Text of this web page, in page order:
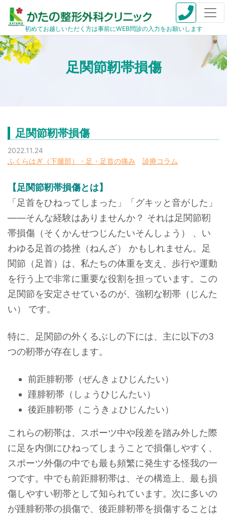
初めてお越しいただく方は事前にWEB問診の入力をお願いします
足関節靭帯損傷
足関節靭帯損傷
2022.11.24
ふくらはぎ（下腿部）・足・足首の痛み
診療コラム
【足関節靭帯損傷とは】
「足首をひねってしまった」「グキッと音がした」
――そんな経験はありませんか？ それは足関節靭
帯損傷（そくかんせつじんたいそんしょう） 、い
わゆる足首の捻挫（ねんざ） かもしれません。足
関節（足首）は、私たちの体重を支え、歩行や運動
を行う上で非常に重要な役割を担っています。この
足関節を安定させているのが、強靭な靭帯（じんた
い） です。
特に、足関節の外くるぶしの下には、主に以下の3
つの靭帯が存在します。
前距腓靭帯（ぜんきょひじんたい）
踵腓靭帯（しょうひじんたい）
後距腓靭帯（こうきょひじんたい）
これらの靭帯は、スポーツ中や段差を踏み外した際
に足を内側にひねってしまうことで損傷しやすく、
スポーツ外傷の中でも最も頻繁に発生する怪我の一
つです。中でも前距腓靭帯は、その構造上、最も損
傷しやすい靭帯として知られています。次に多いの
が踵腓靭帯の損傷で、後距腓靭帯を損傷することは